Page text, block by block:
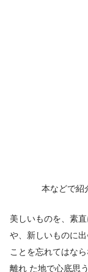
本などで紹
美しいものを、素
や、新しいものに
ことを忘れてはな
離れ た地で心底思